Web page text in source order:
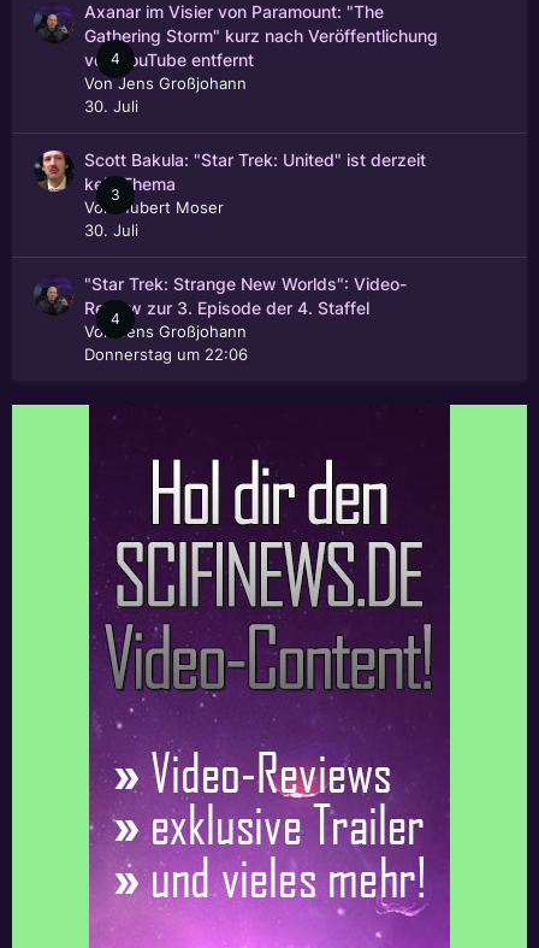
4
Axanar im Visier von Paramount: "The
Gathering Storm" kurz nach Veröffentlichung
von YouTube entfernt
VonJens Großjohann
30. Juli
3
Scott Bakula: "Star Trek: United" ist derzeit
kein Thema
Von
Hubert Moser
30. Juli
4
"Star Trek: Strange New Worlds": Video-
Review zur 3. Episode der 4. Staffel
Von
Jens Großjohann
Donnerstag um 22:06